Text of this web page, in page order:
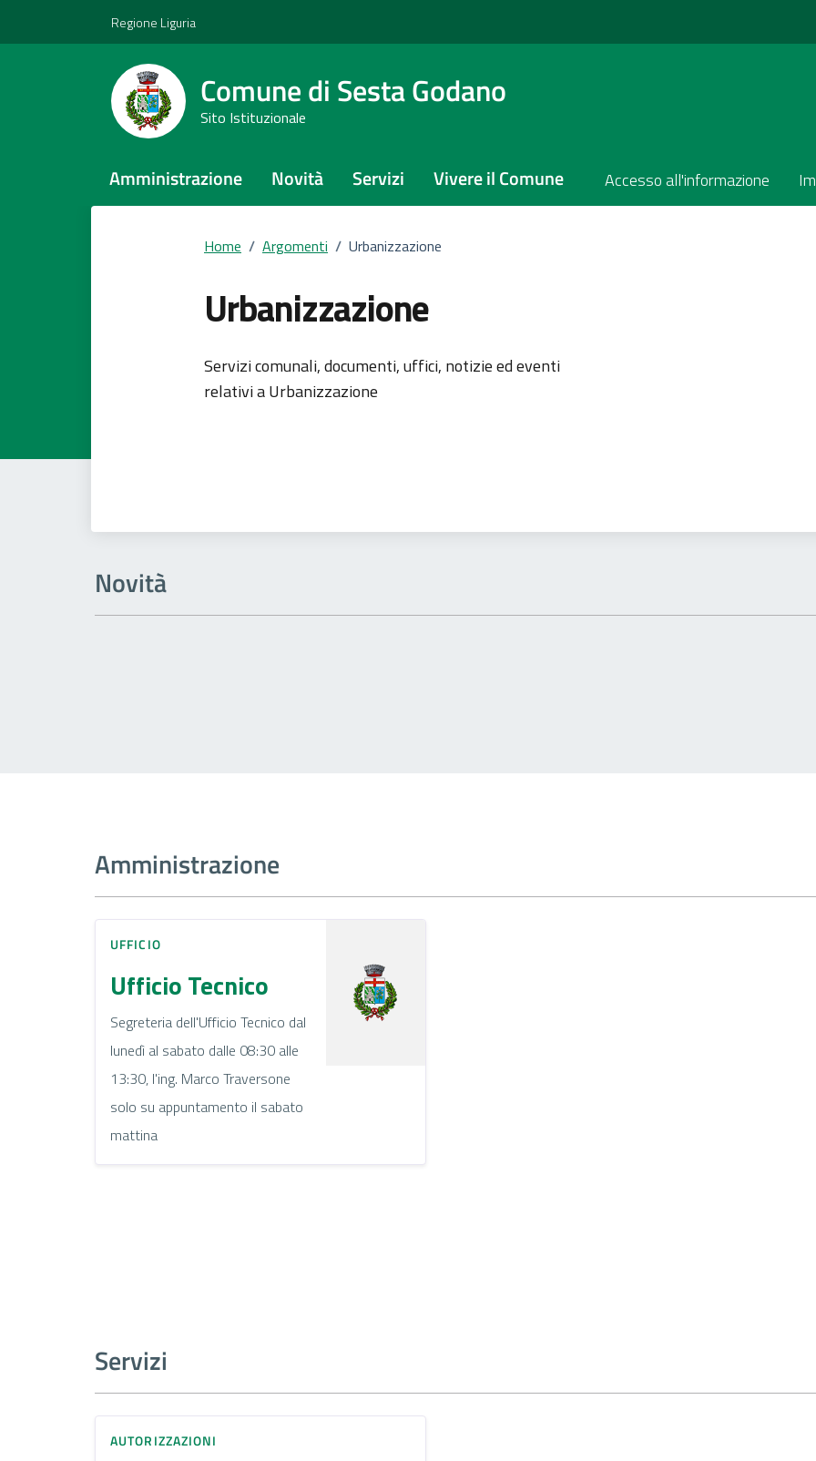
Regione Liguria
Comune di Sesta Godano
Sito Istituzionale
Amministrazione Novità Servizi Vivere il Comune Accesso all'informazione
Home / Argomenti / Urbanizzazione
Urbanizzazione
Dettagli dell'argomento
Servizi comunali, documenti, uffici, notizie ed eventi
relativi a Urbanizzazione
Novità
Amministrazione
UFFICIO
Ufficio Tecnico
Segreteria dell'Ufficio Tecnico dal
lunedì al sabato dalle 08:30 alle
13:30, l'ing. Marco Traversone
solo su appuntamento il sabato
mattina
Servizi
AUTORIZZAZIONI